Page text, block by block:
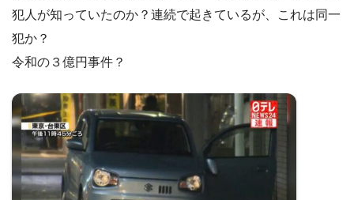
犯人が知っていたのか？連続で起きているが、これは同一
犯か？
令和の３億円事件？